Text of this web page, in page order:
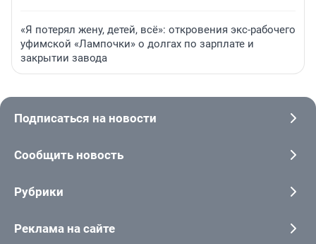
«Я потерял жену, детей, всё»: откровения экс-рабочего
уфимской «Лампочки» о долгах по зарплате и
закрытии завода
Подписаться на новости
Сообщить новость
Рубрики
Реклама на сайте